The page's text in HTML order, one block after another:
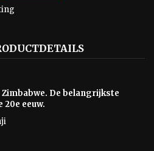
De belangrijkste
eeuw.